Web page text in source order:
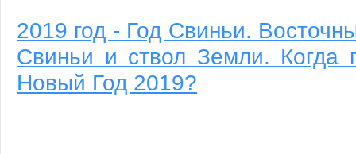
2019 год - Год Свиньи.
Свиньи и ствол Земли. Когда
Новый Год 2019?